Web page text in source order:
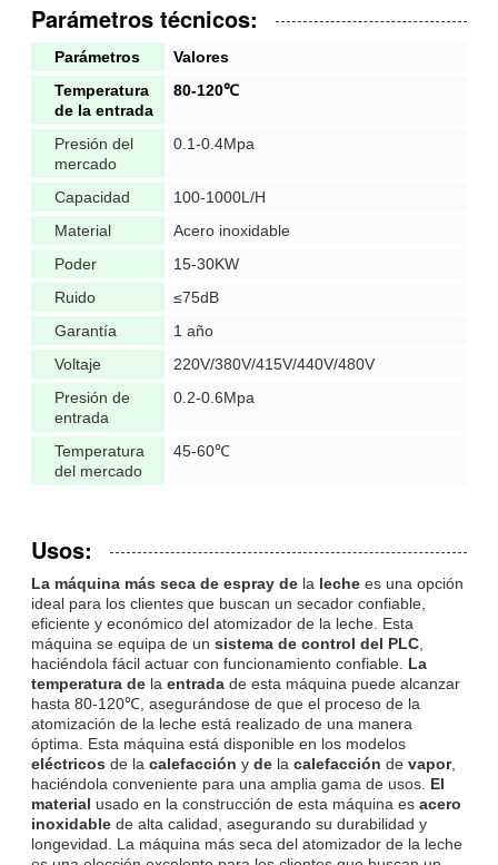
Parámetros técnicos:
Parámetros
Valores
Temperatura
de la entrada
80-120℃
Presión del
mercado
0.1-0.4Mpa
Capacidad
100-1000L/H
Material
Acero inoxidable
Poder
15-30KW
Ruido
≤75dB
Garantía
1 año
Voltaje
220V/380V/415V/440V/480V
Presión de
entrada
0.2-0.6Mpa
Temperatura
del mercado
45-60℃
Usos:
La máquina más seca de espray de la leche es una opción
ideal para los clientes que buscan un secador confiable,
eficiente y económico del atomizador de la leche. Esta
máquina se equipa de un sistema de control del PLC
haciéndola fácil actuar con funcionamiento confiable. La
temperatura de la entrada de esta máquina puede alcanzar
hasta 80-120℃, asegurándose de que el proceso de la
atomización de la leche está realizado de una manera
óptima. Esta máquina está disponible en los modelos
eléctricos de la calefacción y de la calefacción de vapor,
haciéndola conveniente para una amplia gama de usos. El
material usado en la construcción de esta máquina es acero
inoxidable de alta calidad, asegurando su durabilidad y
longevidad. La máquina más seca del atomizador de la leche